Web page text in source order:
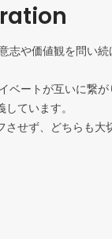
志や価値観を問い
ベートが互いに繋
ています。
せず、どちらも